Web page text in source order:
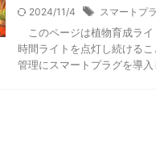
2024/11/4 スマートプ
このページは植物育成ライ
時間ライトを点灯し続ける
管理にスマートプラグを導入